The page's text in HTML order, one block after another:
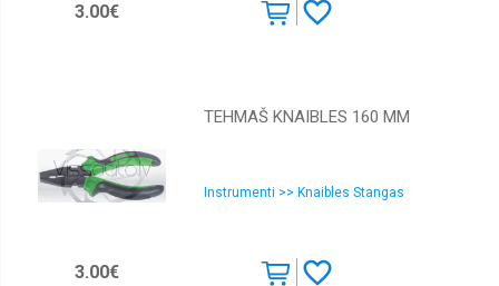
3.00€
TEHMAŠ KNAIBLES 160 MM
Instrumenti >> Knaibles Stangas
3.00€